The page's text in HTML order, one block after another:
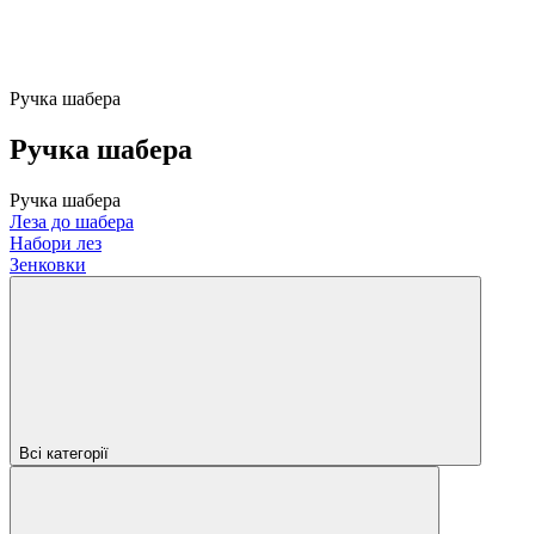
Ручка шабера
Ручка шабера
Ручка шабера
Леза до шабера
Набори лез
Зенковки
Всі категорії